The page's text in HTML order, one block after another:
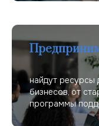
найдут ресурсы
бизнесов, от
программы